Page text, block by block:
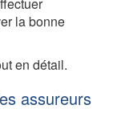
la bonne
en détail.
assureurs